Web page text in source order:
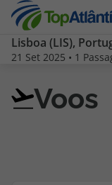
Destinos
por
Lisboa (LIS),
21 Set 2025 • 1
Voos